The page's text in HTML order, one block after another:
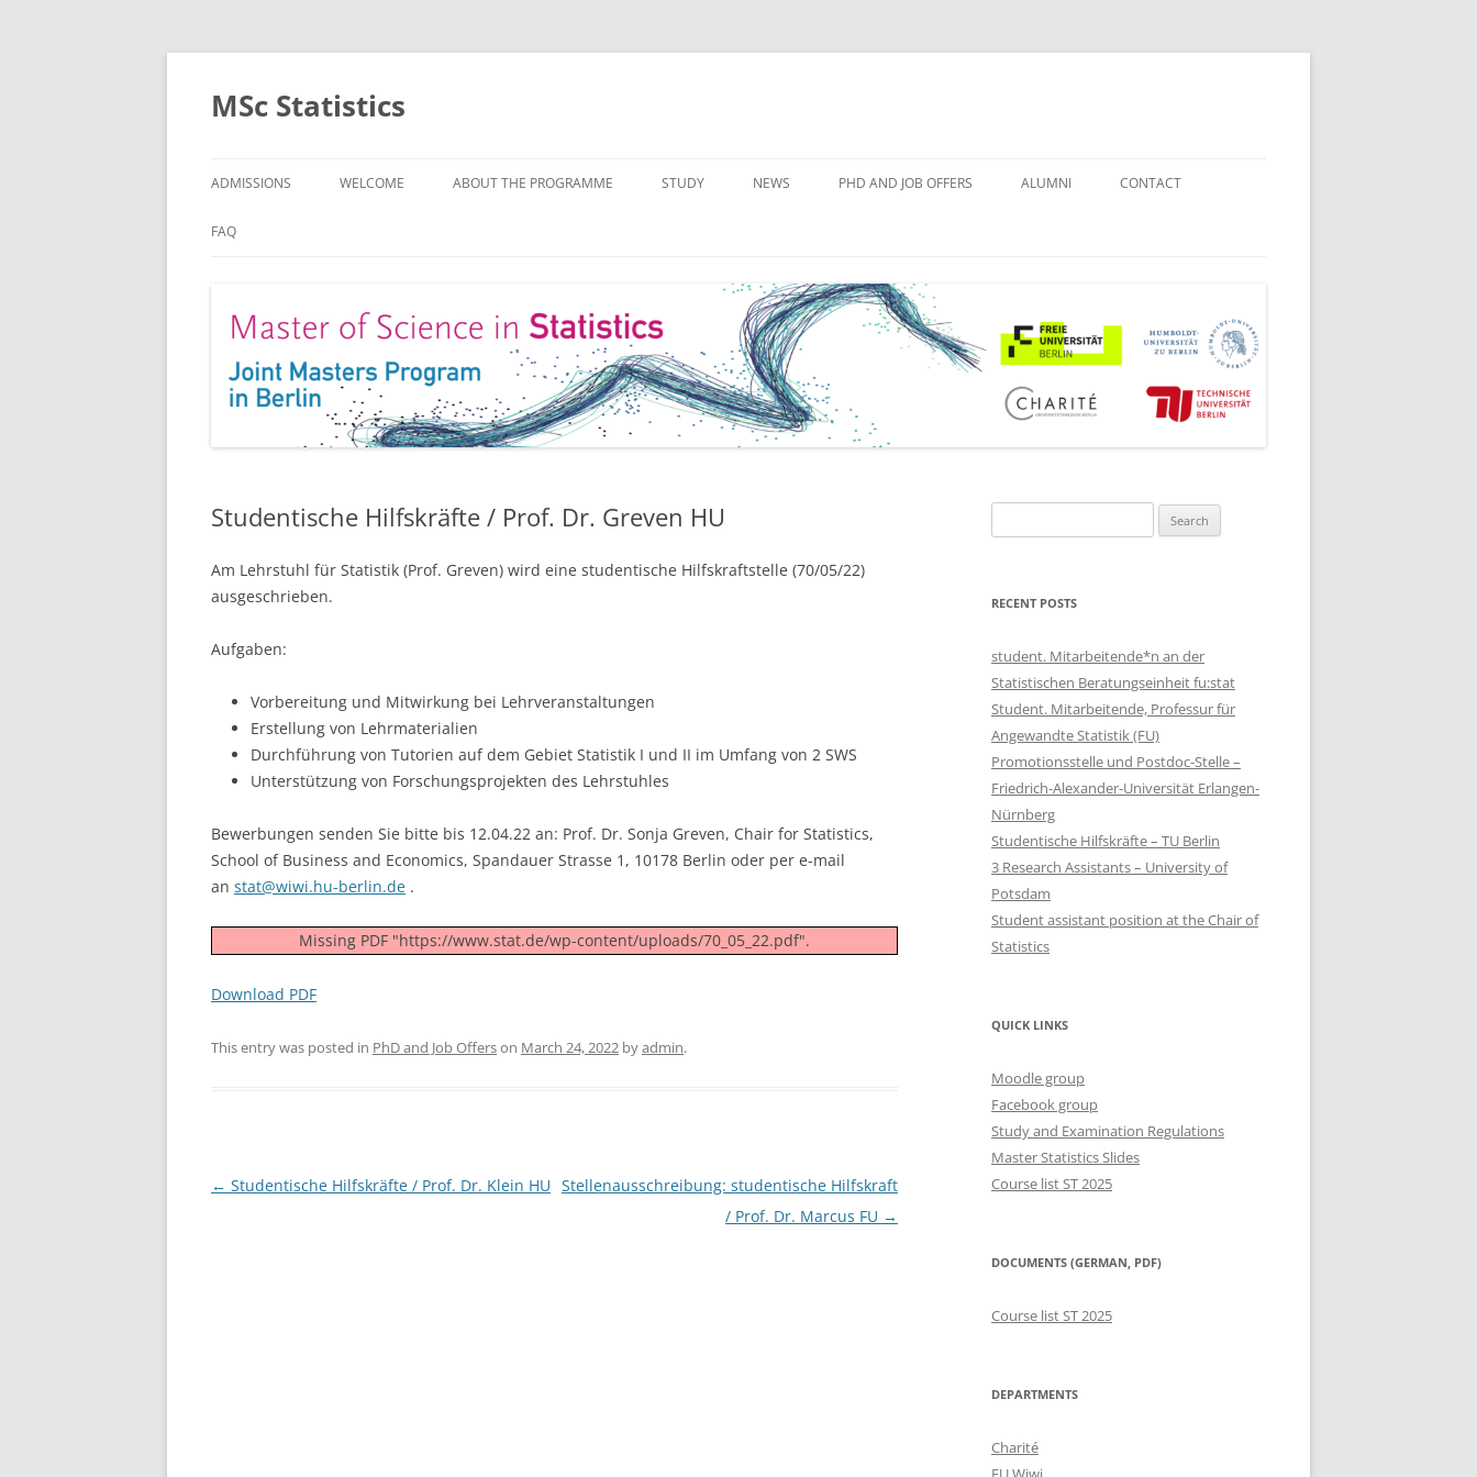
MSc Statistics
ADMISSIONS WELCOME ABOUT THE PROGRAMME STUDY NEWS PHD AND JOB OFFERS ALUMNI CONTACT
JOINT COMMISSION
FAQ
Studentische Hilfskräfte / Prof. Dr. Greven HU
Am Lehrstuhl für Statistik (Prof. Greven) wird eine studentische Hilfskraftstelle (70/05/22)
ausgeschrieben.
Aufgaben:
Vorbereitung und Mitwirkung bei Lehrveranstaltungen
Erstellung von Lehrmaterialien
Durchführung von Tutorien auf dem Gebiet Statistik I und II im Umfang von 2 SWS
Unterstützung von Forschungsprojekten des Lehrstuhles
Bewerbungen senden Sie bitte bis 12.04.22 an: Prof. Dr. Sonja Greven, Chair for Statistics,
School of Business and Economics, Spandauer Strasse 1, 10178 Berlin oder per e-mail
an stat@wiwi.hu-berlin.de .
Missing PDF "https://www.stat.de/wp-content/uploads/70_05_22.pdf".
Download PDF
This entry was posted in PhD and Job Offerson March 24, 2022 byadmin.
Post
← Studentische Hilfskräfte / Prof. Dr. Klein HU Stellenausschreibung: studentische Hilfskraft
/ Prof. Dr. Marcus FU →
for:
RECENT POSTS
student. Mitarbeitende*n an der
Statistischen Beratungseinheit fu:stat
Student. Mitarbeitende, Professur für
Angewandte Statistik (FU)
Promotionsstelle und Postdoc-Stelle –
Friedrich-Alexander-Universität Erlangen-
Nürnberg
Studentische Hilfskräfte – TU Berlin
3 Research Assistants – University of
Potsdam
Student assistant position at the Chair of
Statistics
QUICK LINKS
Moodle group
Facebook group
Study and Examination Regulations
Master Statistics Slides
Course list ST 2025
DOCUMENTS (GERMAN, PDF)
Course list ST 2025
DEPARTMENTS
Charité